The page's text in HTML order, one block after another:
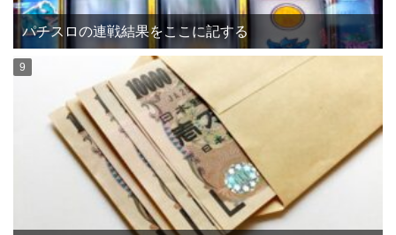
パチスロの連戦結果をここに記する